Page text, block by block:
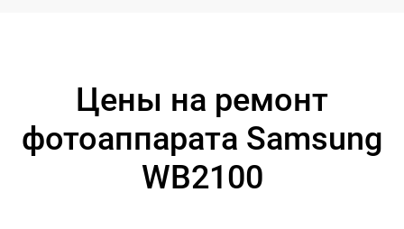
Цены на ремонт
фотоаппарата Samsung
WB2100